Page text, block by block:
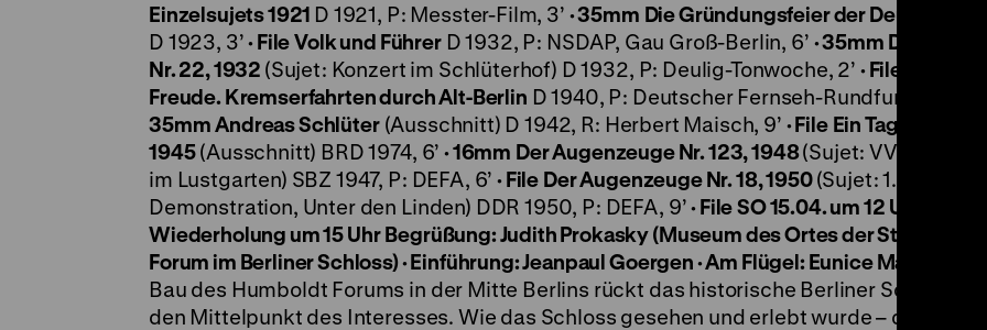
Einzelsujets 1921 D 1921, P: Messter-Film, 3’ ·35mm Die Gründungsfeier der Deutschen
D 1923, 3’· FileVolk und FührerD 1932, P: NSDAP, Gau Groß-Berlin, 6’ · 35mm Deulig-
Nr. 22, 1932 (Sujet: Konzert im Schlüterhof) D 1932, P: Deulig-Tonwoche, 2’ · File
Freude. Kremserfahrten durch Alt-Berlin D 1940, P: Deutscher Fernseh-Rundfunk, Berlin,
35mmAndreas Schlüter(Ausschnitt) D 1942, R: Herbert Maisch, 9’ · File Ein Tag im Juli.
1945(Ausschnitt) BRD 1974, 6’· 16mm Der Augenzeuge Nr. 123, 1948(Sujet: VVN-
im Lustgarten) SBZ 1947, P: DEFA, 6’· File Der Augenzeuge Nr. 18, 1950(Sujet: 1. Mai-
Demonstration, Unter den Linden) DDR 1950, P: DEFA, 9’· FileSO 15.04. um 12 Uhr
Wiederholung um 15 Uhr Begrüßung: Judith Prokasky (Museum des Ortes der Stiftung
Forum im Berliner Schloss) · Einführung: Jeanpaul Goergen · Am Flügel: Eunice Martins
Bau des Humboldt Forums in der Mitte Berlins rückt das historische Berliner Schloss
den Mittelpunkt des Interesses. Wie das Schloss gesehen und erlebt wurde – das lässt